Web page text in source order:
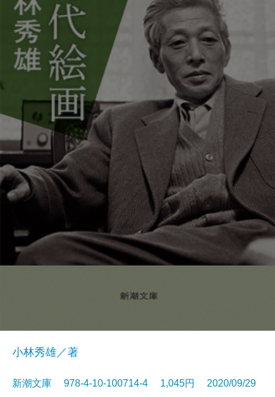
小林秀雄／著
新潮文庫 978-4-10-100714-4 1,045円 2020/09/29